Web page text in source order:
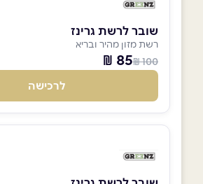
שובר לרשת גרינז
רשת מזון מהיר ובריא
100 ₪
85 ₪
לרכישה